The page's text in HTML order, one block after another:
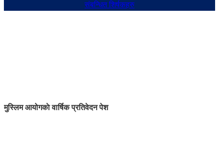
संबन्धित शिर्षकहरु
मुस्लिम आयोगकाे वार्षिक प्रतिवेदन पेश